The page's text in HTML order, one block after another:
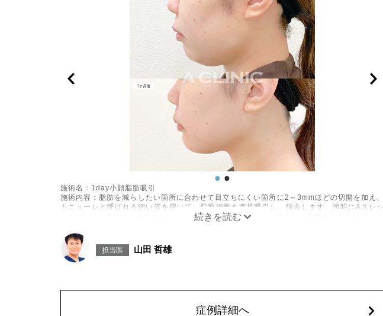
施術名：1day小顔脂肪吸引
施術内容：脂肪を減らしたい箇所に合わせて目立ちにくい箇所に2～3mmほどの切開を加え、
カニューレと呼ばれる細い管を用いて、脂肪細胞を直接吸引し、除去します。同時にAスレッ
ド®と呼ばれる溶ける繊維をお顔の目立たない部分から皮下へ挿入し、皮膚を内側から引き上
施術時間：約30分程
リスク、副作用：赤み、熱感、痛み、しびれ、むくみ、内出血、引き攣れ感などが術後一時的
に生じることがございます。また、稀に貧血、細菌感染症、左右差、施術箇所の知覚鈍麻、ぼ
こつき、硬結、瘢痕化、色素沈着、脂肪塞栓、皮膚のよれ、繊維の突出などを生じることがご
顔の脂肪吸引箇所の追加 1ヶ所ごと+162,800円(税込)
担当医 山田 哲雄
症例詳細へ